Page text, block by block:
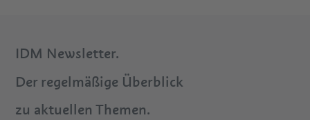
IDM Newsletter.
Der regelmäßige Überblick
zu aktuellen Themen.